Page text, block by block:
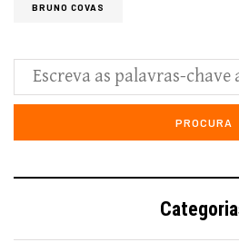
BRUNO COVAS